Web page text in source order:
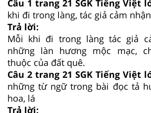
Câu 1 trang 21 SGK Tiếng Việt
khi đi trong làng, tác giả cảm
Trả lời:
Mỗi khi đi trong làng tác giả
những làn hương mộc mạc,
thuộc của đất quê.
Câu 2 trang 21 SGK Tiếng Việt
những từ ngữ trong bài đọc tả
hoa, lá
Trả lời: